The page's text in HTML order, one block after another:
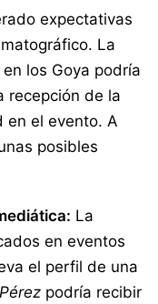
expectativas
La
los Goya podría
recepción de la
en el evento. A
posibles
La
en eventos
el perfil de una
podría recibir